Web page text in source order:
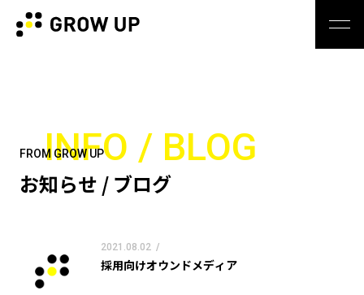
お知らせ / ブログ
FROM GROW UP
INFO / BLOG
2021.08.02 /
採用向けオウンドメディア